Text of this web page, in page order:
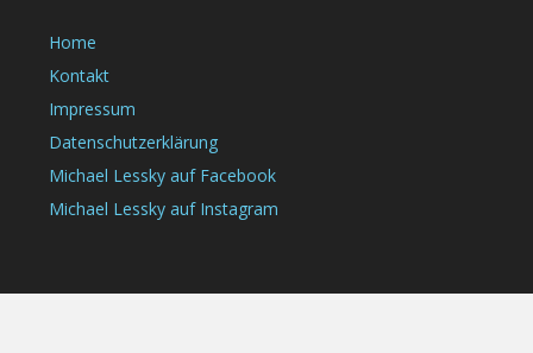
Home
Kontakt
Impressum
Datenschutzerklärung
Michael Lessky auf Facebook
Michael Lessky auf Instagram